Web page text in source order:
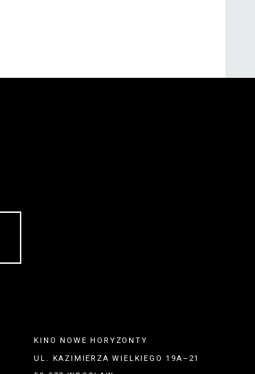
KINO NOWE HORYZONTY
UL. KAZIMIERZA WIELKIEGO 19A–21